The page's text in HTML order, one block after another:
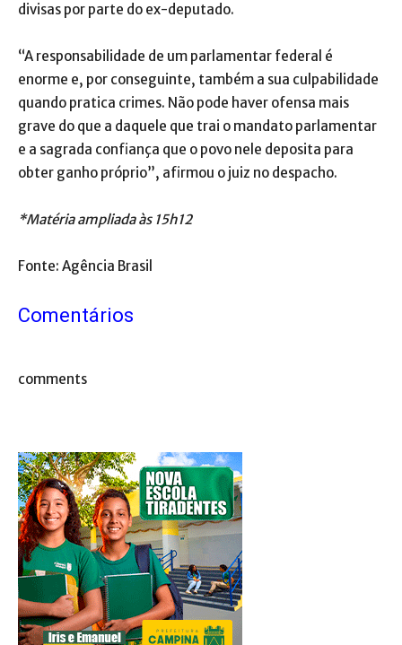
divisas por parte do ex-deputado.
“A responsabilidade de um parlamentar federal é
enorme e, por conseguinte, também a sua culpabilidade
quando pratica crimes. Não pode haver ofensa mais
grave do que a daquele que trai o mandato parlamentar
e a sagrada confiança que o povo nele deposita para
obter ganho próprio”, afirmou o juiz no despacho.
*Matéria ampliada às 15h12
Fonte: Agência Brasil
Comentários
comments